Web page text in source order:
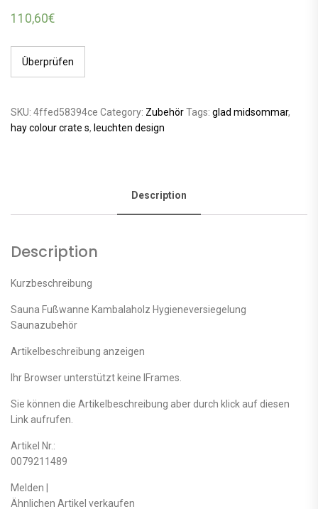
110,60€
Überprüfen
SKU: 4ffed58394ce Category: ZubehörTags: glad midsommar,
hay colour crate s, leuchten design
Description
Description
Kurzbeschreibung
Sauna Fußwanne Kambalaholz Hygieneversiegelung
Saunazubehör
Artikelbeschreibung anzeigen
Ihr Browser unterstützt keine IFrames.
Sie können die Artikelbeschreibung aber durch klick auf diesen
Link aufrufen.
Artikel Nr.:
0079211489
Melden |
Ähnlichen Artikel verkaufen